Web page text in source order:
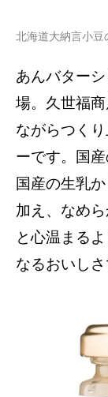
北海道大納言小
あんバター
場。久世福
ながらつく
ーです。国
国産の生乳
加え、なめ
と心温まる
なるおいしさ